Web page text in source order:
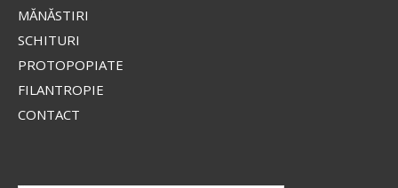
MĂNĂSTIRI
SCHITURI
PROTOPOPIATE
FILANTROPIE
CONTACT